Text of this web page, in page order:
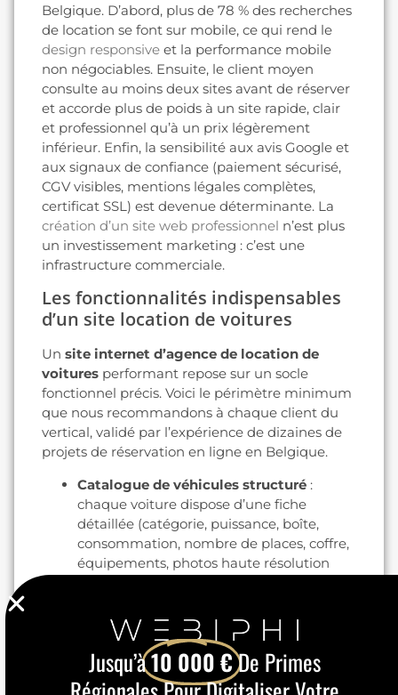
Belgique. D’abord, plus de 78 % des recherches
de location se font sur mobile, ce qui rend le
design responsive et la performance mobile
non négociables. Ensuite, le client moyen
consulte au moins deux sites avant de réserver
et accorde plus de poids à un site rapide, clair
et professionnel qu’à un prix légèrement
inférieur. Enfin, la sensibilité aux avis Google et
aux signaux de confiance (paiement sécurisé,
CGV visibles, mentions légales complètes,
certificat SSL) est devenue déterminante. La
création d’un site web professionnel n’est plus
un investissement marketing : c’est une
infrastructure commerciale.
Les fonctionnalités indispensables
d’un site location de voitures
Un site internet d’agence de location de
voitures performant repose sur un socle
fonctionnel précis. Voici le périmètre minimum
que nous recommandons à chaque client du
vertical, validé par l’expérience de dizaines de
projets de réservation en ligne en Belgique.
Catalogue de véhicules structuré :
chaque voiture dispose d’une fiche
détaillée (catégorie, puissance, boîte,
consommation, nombre de places, coffre,
équipements, photos haute résolution
Recherche par dates et lieux
: sélecteur
intuitif « Prise en charge / Restitution »
avec dates, heures, et choix de l’agence ou
de l’aéroport (Bruxelles-Zaventem,
Jusqu’à10 000 €De Primes